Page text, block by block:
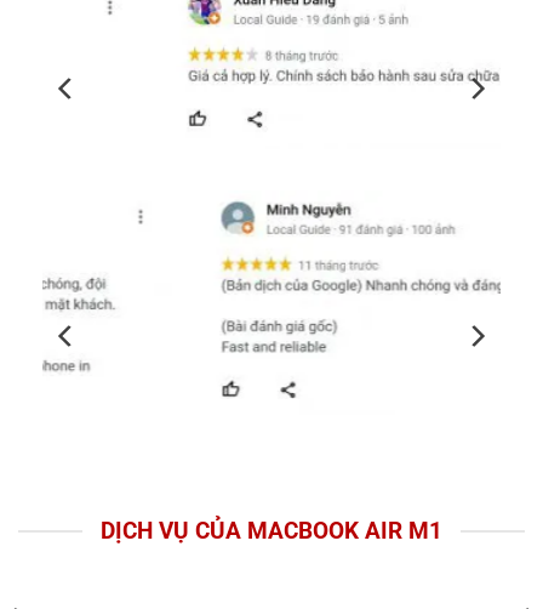
DỊCH VỤ CỦA MACBOOK AIR M1